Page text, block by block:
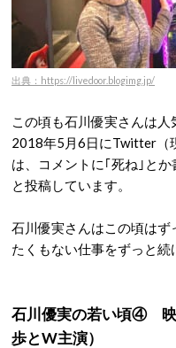
出典：https://livedoor.blogimg.jp/
この頃も石川優実さんは
2018年5月6日にTwitter（
は、コメントに｢死ね｣とか
と投稿しています。
石川優実さんはこの頃はず
たくもない仕事をずっと続
石川優実の若い頃④ 映
歩とW主演）